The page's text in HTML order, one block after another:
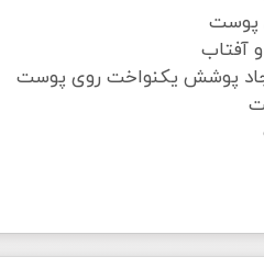
پوست
آفتاب
پوشش یکنواخت روی پوست